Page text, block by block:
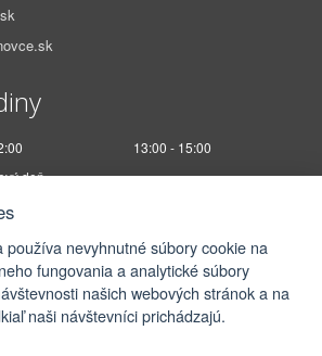
13:00 - 15:00
deň
používa nevyhnutné súbory cookie na
fungovania a analytické súbory
našich webových stránok a na
naši návštevníci prichádzajú.